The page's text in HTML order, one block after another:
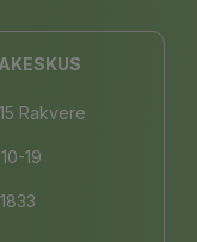
Rakvere
19